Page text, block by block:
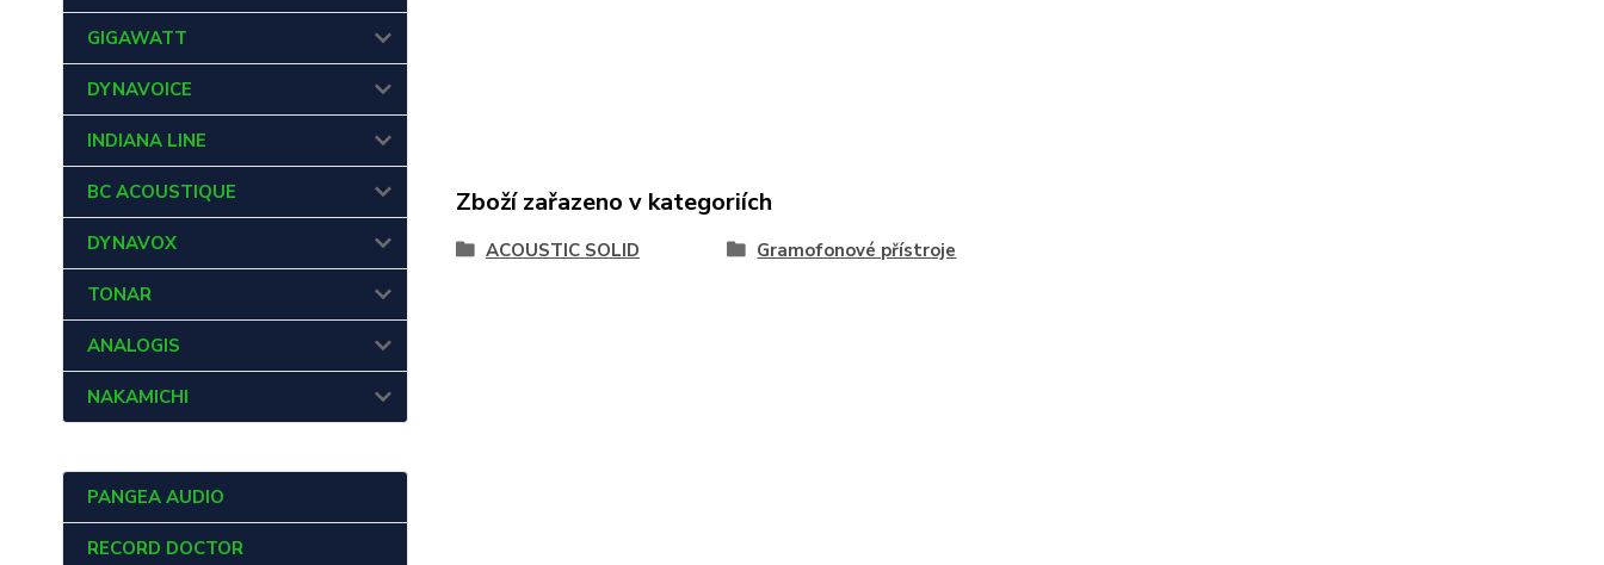
GIGAWATT
DYNAVOICE
INDIANA LINE
BC ACOUSTIQUE
DYNAVOX
TONAR
ANALOGIS
NAKAMICHI
PANGEA AUDIO
RECORD DOCTOR
Zboží zařazeno v kategoriích
ACOUSTIC SOLID Gramofonové přístroje